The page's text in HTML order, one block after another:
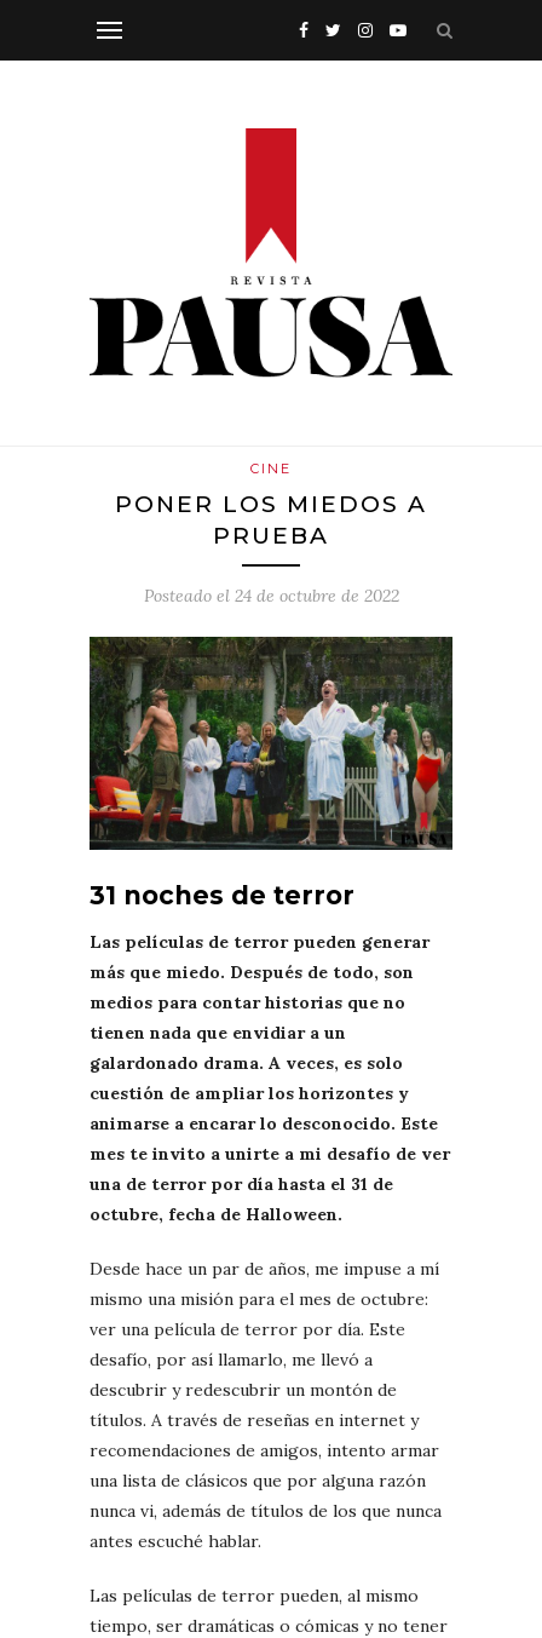
CINE
PONER LOS MIEDOS A
PRUEBA
Posteado el 24 de octubre de 2022
31 noches de terror
Las películas de terror pueden generar
más que miedo. Después de todo, son
medios para contar historias que no
tienen nada que envidiar a un
galardonado drama. A veces, es solo
cuestión de ampliar los horizontes y
animarse a encarar lo desconocido. Este
mes te invito a unirte a mi desafío de ver
una de terror por día hasta el 31 de
octubre, fecha de Halloween.
Desde hace un par de años, me impuse a mí
mismo una misión para el mes de octubre:
ver una película de terror por día. Este
desafío, por así llamarlo, me llevó a
descubrir y redescubrir un montón de
títulos. A través de reseñas en internet y
recomendaciones de amigos, intento armar
una lista de clásicos que por alguna razón
nunca vi, además de títulos de los que nunca
antes escuché hablar.
Las películas de terror pueden, al mismo
tiempo, ser dramáticas o cómicas y no tener